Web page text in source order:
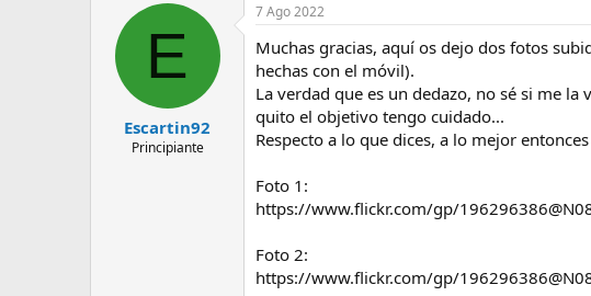
E
Escartin92
Principiante
7 Ago 2022
Muchas gracias, aquí os dejo dos fotos
hechas con el móvil).
La verdad que es un dedazo, no sé si me
quito el objetivo tengo cuidado...
Respecto a lo que dices, a lo mejor
Foto 1:
https://www.flickr.com/gp/
Foto 2:
https://www.flickr.com/gp/